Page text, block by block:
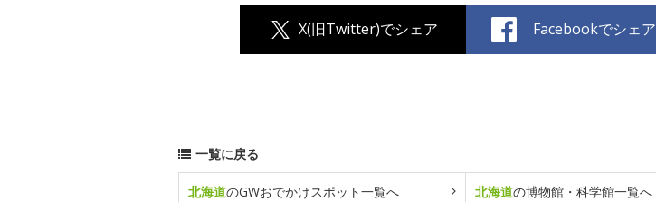
X(旧Twitter)でシェア Facebookでシェア
一覧に戻る
北海道のGWおでかけスポット一覧へ 北海道の博物館・科学館一覧へ